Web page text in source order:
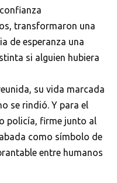
transformaron una
de esperanza una
si alguien hubiera
su vida marcada
se rindió. Y para el
policía, firme junto al
como símbolo de
entre humanos